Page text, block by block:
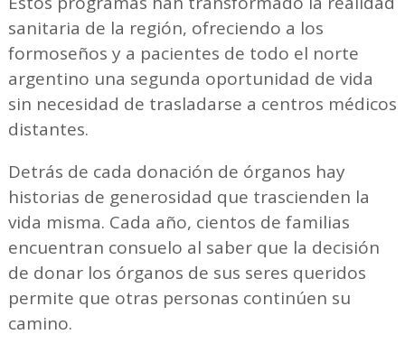
sanitaria de la región, ofreciendo a los
formoseños y a pacientes de todo el norte
argentino una segunda oportunidad de vida
sin necesidad de trasladarse a centros médicos
distantes.
Detrás de cada donación de órganos hay
historias de generosidad que trascienden la
vida misma. Cada año, cientos de familias
encuentran consuelo al saber que la decisión
de donar los órganos de sus seres queridos
permite que otras personas continúen su
camino.